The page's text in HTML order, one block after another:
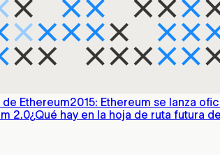
Ethereum2015: Ethereum se lanza
2.0¿Qué hay en la hoja de ruta futura